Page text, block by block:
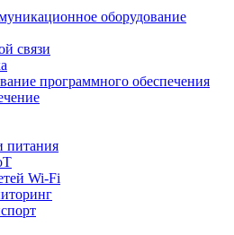
оборудование
связи
программного обеспечения
питания
Wi-Fi